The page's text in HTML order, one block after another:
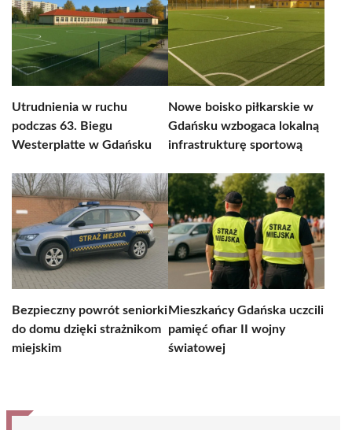
Utrudnienia w ruchu
podczas 63. Biegu
Westerplatte w Gdańsku
Nowe boisko piłkarskie w
Gdańsku wzbogaca lokalną
infrastrukturę sportową
Bezpieczny powrót seniorki
do domu dzięki strażnikom
miejskim
Mieszkańcy Gdańska uczcili
pamięć ofiar II wojny
światowej